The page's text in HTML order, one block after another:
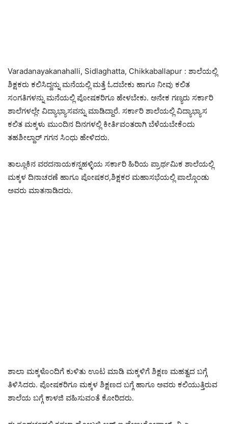
Varadanayakanahalli, Sidlaghatta, Chikkaballapur : ಶಾಲೆಯಲ್ಲಿ
ಶಿಕ್ಷಕರು ಕಲಿಸಿದ್ದನ್ನು ಮನೆಯಲ್ಲಿ ಮತ್ತೆ ಓದಬೇಕು ಹಾಗೂ ನೀವು ಕಲಿತ
ಸಂಗತಿಗಳನ್ನು ಮನೆಯಲ್ಲಿ ಪೋಷಕರಿಗೂ ಹೇಳಬೇಕು. ಅನೇಕ ಗಣ್ಯರು ಸರ್ಕಾರಿ
ಶಾಲೆಗಳಲ್ಲೇ ವಿದ್ಯಾಭ್ಯಾಸವನ್ನು ಮಾಡಿದ್ದಾರೆ. ಸರ್ಕಾರಿ ಶಾಲೆಯಲ್ಲಿ ವಿದ್ಯಾಭ್ಯಾಸ
ಕಲಿತ ಮಕ್ಕಳು ಮುಂದಿನ ದಿನಗಳಲ್ಲಿ ಕೀರ್ತಿವಂತರಾಗಿ ಬೆಳೆಯಬೇಕೆಂದು
ತಹಶೀಲ್ದಾರ್ ಗಗನ ಸಿಂಧು ಹೇಳಿದರು.
ತಾಲ್ಲೂಕಿನ ವರದನಾಯಕನ್ನಹಳ್ಳಿಯ ಸರ್ಕಾರಿ ಹಿರಿಯ ಪ್ರಾರ್ಥಮಿಕ ಶಾಲೆಯಲ್ಲಿ
ಮಕ್ಕಳ ದಿನಾಚರಣೆ ಹಾಗೂ ಪೋಷಕರ,ಶಿಕ್ಷಕರ ಮಹಾಸಭೆಯಲ್ಲಿ ಪಾಲ್ಗೊಂಡು
ಅವರು ಮಾತನಾಡಿದರು.
ಶಾಲಾ ಮಕ್ಕಳೊಂದಿಗೆ ಕುಳಿತು ಊಟ ಮಾಡಿ ಮಕ್ಕಳಿಗೆ ಶಿಕ್ಷಣ ಮಹತ್ವದ ಬಗ್ಗೆ
ತಿಳಿಸಿದರು. ಪೋಷಕರಿಗೂ ಮಕ್ಕಳ ಶಿಕ್ಷಣದ ಬಗ್ಗೆ ಹಾಗೂ ಅವರು ಕಲಿಯುತ್ತಿರುವ
ಶಾಲೆಯ ಬಗ್ಗೆ ಕಾಳಜಿ ವಹಿಸುವಂತೆ ಕೋರಿದರು.